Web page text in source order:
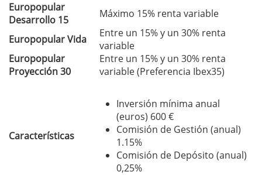
Europopular
Desarrollo 15
Máximo 15% renta variable
Europopular Vida
Entre un 15% y un 30% renta
variable
Europopular
Proyección 30
Entre un 15% y un 30% renta
variable (Preferencia Ibex35)
Características
Inversión mínima anual
(euros) 600 €
Comisión de Gestión (anual)
1.15%
Comisión de Depósito (anual)
0,25%